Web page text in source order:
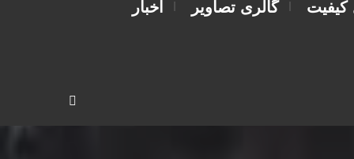
کیفیت گالری تصاویر اخبار